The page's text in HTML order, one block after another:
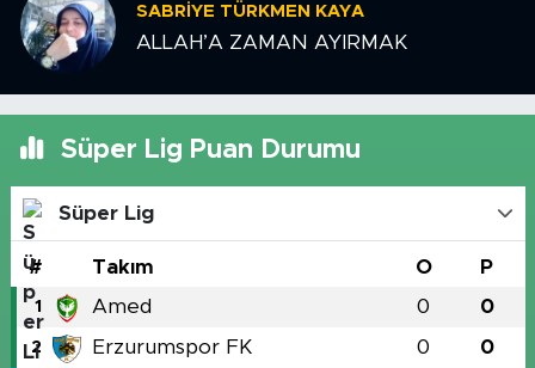
SABRIYE TÜRKMEN KAYA
ALLAH’A ZAMAN AYIRMAK
Süper Lig Puan Durumu
Süper Lig
# Takım O P
1 Amed 0 0
2 Erzurumspor FK 0 0